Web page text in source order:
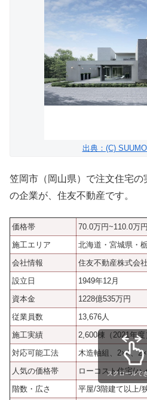
出典：(C)
笠岡市（岡山県）で注文住宅
の企業が、住友不動産です。
価格帯
70.0万円~110.0万
施工エリア
北海道・宮城県・
会社情報
住友不動産株式会社
設立日
1949年12月
資本金
1228億535万円
従業員数
13,676人
施工実績
2,600棟（2021年度
対応可能工法
木造軸組、2×4、
人気の価格帯
ローコスト住宅/ハ
階数・広さ
平屋/3階建て以上/
スクロールで